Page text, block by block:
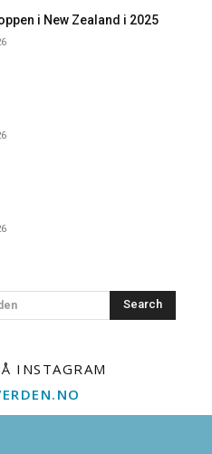
i New Zealand i 2025
Search
INSTAGRAM